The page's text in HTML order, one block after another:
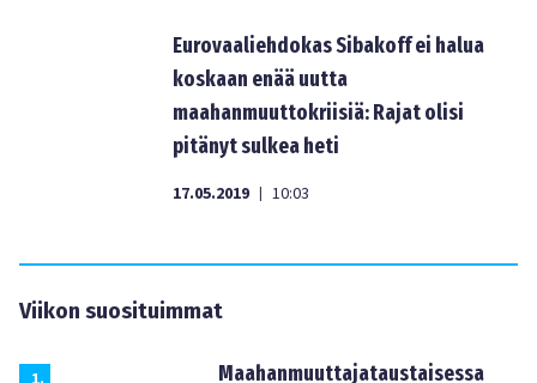
Eurovaaliehdokas Sibakoff ei halua
koskaan enää uutta
maahanmuuttokriisiä: Rajat olisi
pitänyt sulkea heti
17.05.2019 | 10:03
Viikon suosituimmat
Maahanmuuttajataustaisessa